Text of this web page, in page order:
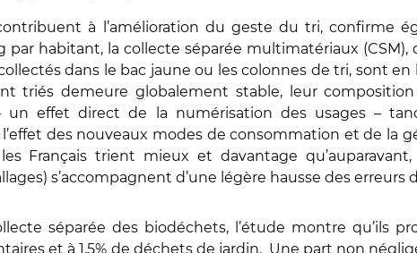
à l’amélioration du geste du tri, confirme
par habitant, la collecte séparée multimatériaux
dans le bac jaune ou les colonnes de tri, sont en
triés demeure globalement stable, leur
un effet direct de la numérisation des usages –
des nouveaux modes de consommation et de la
Français trient mieux et davantage
s’accompagnent d’une légère hausse des erreurs
séparée des biodéchets, l’étude montre qu’ils
et à 1,5% de déchets de jardin. Une part non